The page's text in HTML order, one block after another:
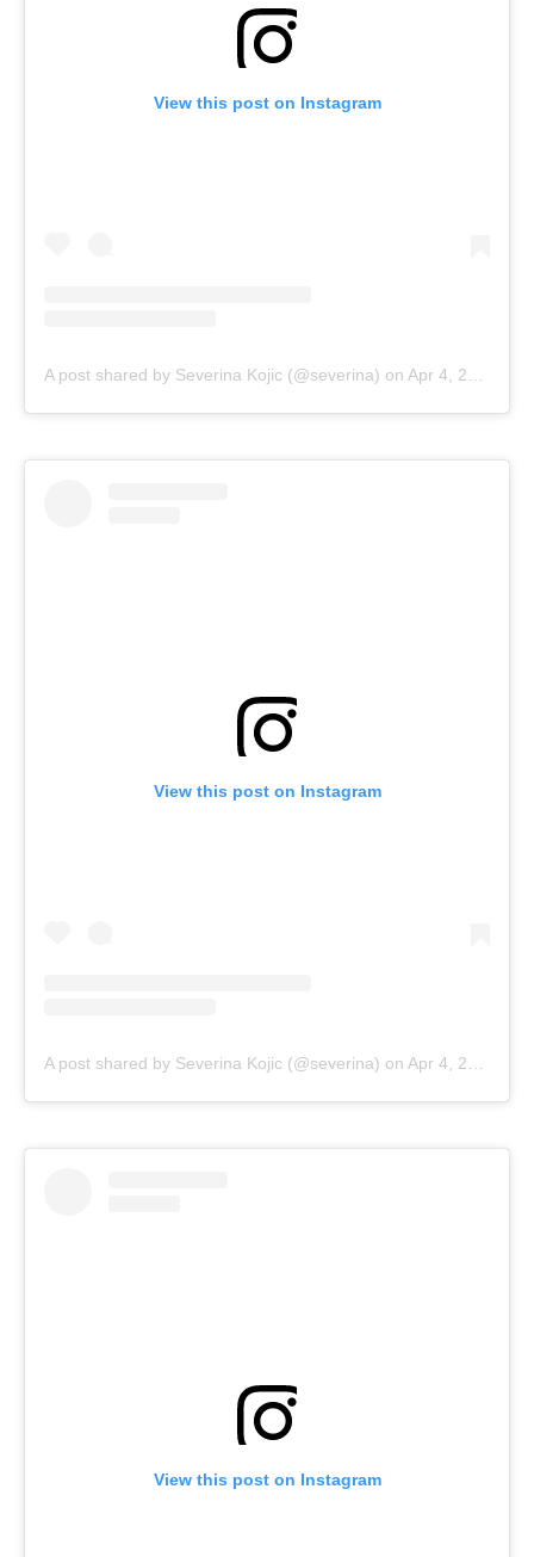
View this post on Instagram
A post shared by Severina Kojic (@severina) on Apr 4, 2019 at 11:52am PDT
View this post on Instagram
A post shared by Severina Kojic (@severina) on Apr 4, 2019 at 10:26am PDT
View this post on Instagram